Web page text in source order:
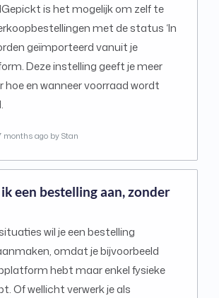
is het mogelijk om zelf te
met de status ‘In
geïmporteerd vanuit je
Deze instelling geeft je meer
hoe en wanneer voorraad wordt
months ago by Stan
een bestelling aan, zonder
wil je een bestelling
omdat je bijvoorbeeld
hebt maar enkel fysieke
Of wellicht verwerk je als